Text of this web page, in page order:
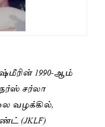
1990-ஆம்
சர்லா
வழக்கில்,
(JKLF)